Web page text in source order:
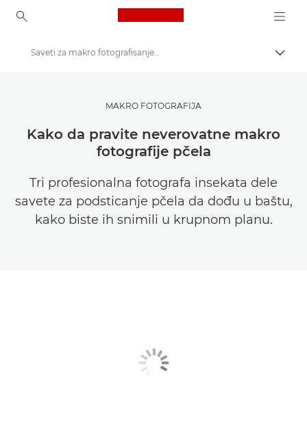
Canon Logo, back to
Pronađite inspiraciju | Saveti za fotografisanje / štampanje i vodiči za kupce
Saveti i tehnike za fotografiju i štampanje
Saveti za makro fotografisanje pčela
MAKRO FOTOGRAFIJA
Kako da pravite neverovatne makro
fotografije pčela
Tri profesionalna fotografa insekata dele
savete za podsticanje pčela da dođu u baštu,
kako biste ih snimili u krupnom planu.